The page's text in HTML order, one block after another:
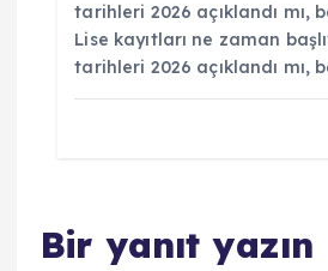
tarihleri 2026 açıklandı mı,
Lise kayıtları ne zaman
tarihleri 2026 açıklandı mı,
Bir yanıt yazın